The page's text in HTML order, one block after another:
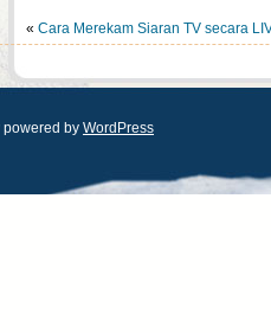
« Cara Merekam Siaran TV secara
powered by WordPress